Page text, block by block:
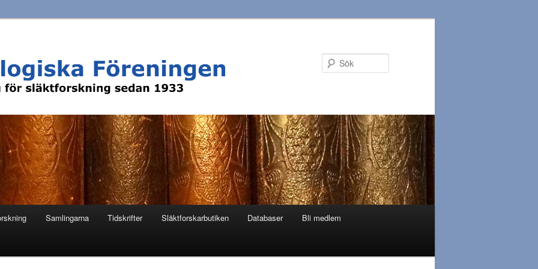
Samlingarna Tidskrifter Släktforskarbutiken Databaser Bli medlem